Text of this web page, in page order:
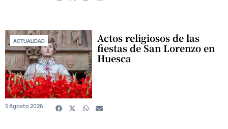
ACTUALIDAD Actos religiosos de las
fiestas de San Lorenzo en
Huesca
5 Agosto 2026